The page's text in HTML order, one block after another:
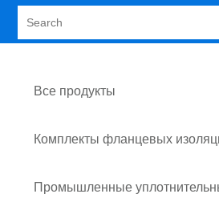
Все продукты
Комплекты фланцевых
прокладок
Промышленные